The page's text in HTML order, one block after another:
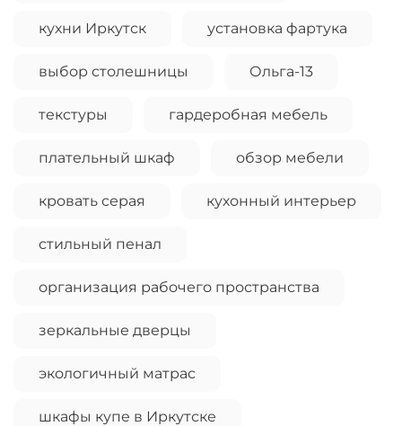
кухни Иркутск установка фартука
выбор столешницы Ольга-13
текстуры гардеробная мебель
плательный шкаф обзор мебели
кровать серая кухонный интерьер
стильный пенал
организация рабочего пространства
зеркальные дверцы
экологичный матрас
шкафы купе в Иркутске